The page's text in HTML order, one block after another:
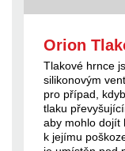
Orion
Tlakové hrnce
silikonovým
pro případ,
tlaku
aby mohlo dojít
k jejímu